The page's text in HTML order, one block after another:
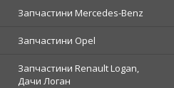
Запчастини Mercedes-Benz
Запчастини Opel
Запчастини Renault Logan,
Дачи Логан